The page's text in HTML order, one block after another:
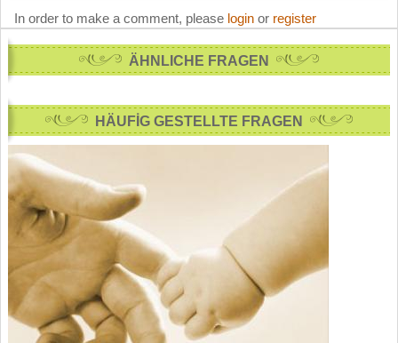
In order to make a comment, please login or register
ÄHNLICHE FRAGEN
HÄUFİG GESTELLTE FRAGEN